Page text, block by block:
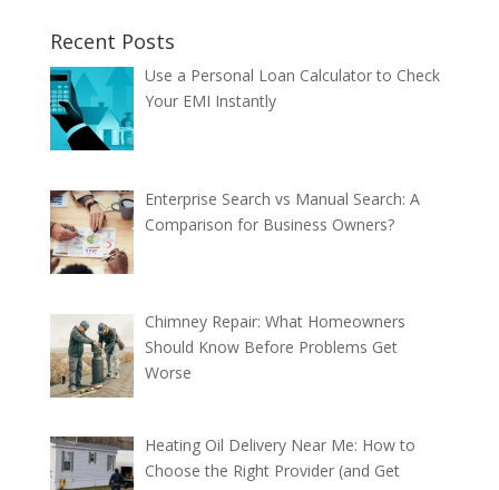
Recent Posts
Use a Personal Loan Calculator to Check
Your EMI Instantly
Enterprise Search vs Manual Search: A
Comparison for Business Owners?
Chimney Repair: What Homeowners
Should Know Before Problems Get
Worse
Heating Oil Delivery Near Me: How to
Choose the Right Provider (and Get